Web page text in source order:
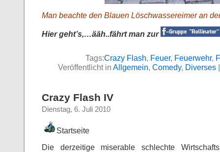
Man beachte den Blauen Löschwassereimer an
Hier geht’s,…ääh..fährt man zur
Tags:Crazy Flash, Feuer, Feuerwehr,
Veröffentlicht in Allgemein, Comedy, Diverses
Crazy Flash IV
Dienstag, 6. Juli 2010
Startseite
Die derzeitige miserable schlechte